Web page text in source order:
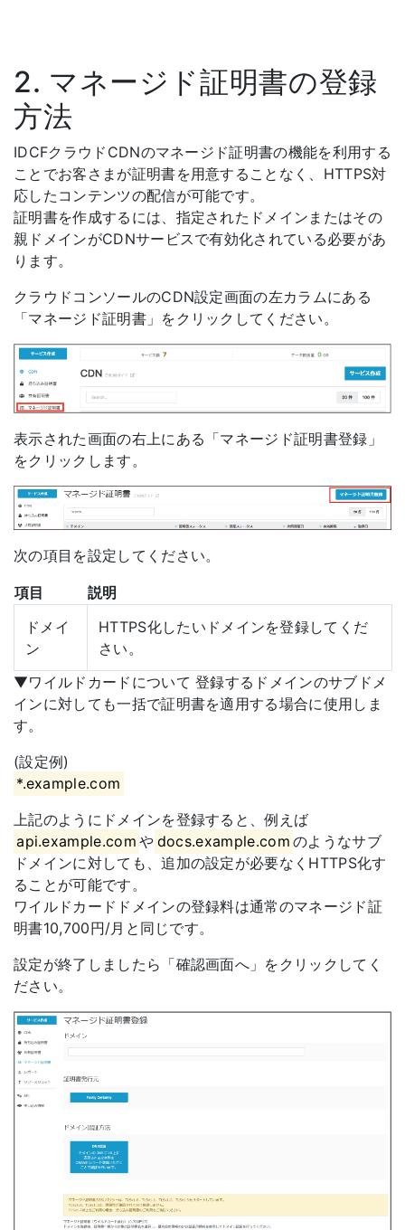
2. マネージド証明書の登録
方法
IDCFクラウドCDNのマネージド証明書の機能を利用する
ことでお客さまが証明書を用意することなく、HTTPS対
応したコンテンツの配信が可能です。
証明書を作成するには、指定されたドメインまたはその
親ドメインがCDNサービスで有効化されている必要があ
ります。
クラウドコンソールのCDN設定画面の左カラムにある
「マネージド証明書」をクリックしてください。
表示された画面の右上にある「マネージド証明書登録」
をクリックします。
次の項目を設定してください。
項目
説明
ドメイ
ン
HTTPS化したいドメインを登録してくだ
さい。
▼ワイルドカードについて 登録するドメインのサブドメ
インに対しても一括で証明書を適用する場合に使用しま
す。
(設定例)
*.example.com
上記のようにドメインを登録すると、例えば
api.example.com や docs.example.com のようなサブ
ドメインに対しても、追加の設定が必要なくHTTPS化す
ることが可能です。
ワイルドカードドメインの登録料は通常のマネージド証
明書10,700円/月と同じです。
設定が終了しましたら「確認画面へ」をクリックしてく
ださい。